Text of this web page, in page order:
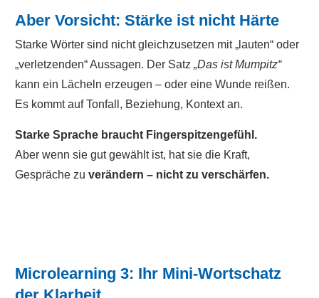
Aber Vorsicht: Stärke ist nicht Härte
Starke Wörter sind nicht gleichzusetzen mit „lauten“ oder
„verletzenden“ Aussagen. Der Satz „Das ist Mumpitz“
kann ein Lächeln erzeugen – oder eine Wunde reißen.
Es kommt auf Tonfall, Beziehung, Kontext an.
Starke Sprache braucht Fingerspitzengefühl.
Aber wenn sie gut gewählt ist, hat sie die Kraft,
Gespräche zu verändern – nicht zu verschärfen.
Microlearning 3: Ihr Mini-Wortschatz